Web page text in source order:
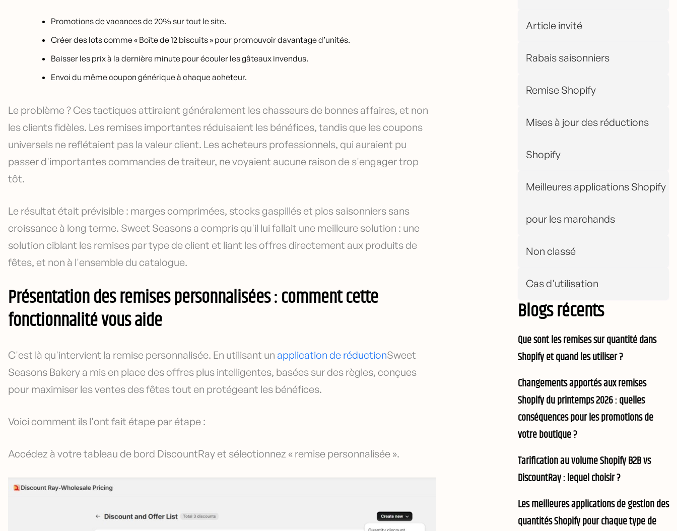
Article invité
Rabais saisonniers
Remise Shopify
Mises à jour des réductions
Shopify
Meilleures applications Shopify
pour les marchands
Non classé
Cas d'utilisation
Blogs récents
Que sont les remises sur quantité dans
Shopify et quand les utiliser ?
Changements apportés aux remises
Shopify du printemps 2026 : quelles
conséquences pour les promotions de
votre boutique ?
Tarification au volume Shopify B2B vs
DiscountRay : lequel choisir ?
Les meilleures applications de gestion des
quantités Shopify pour chaque type de
Promotions de vacances de 20% sur tout le site.
Créer des lots comme « Boîte de 12 biscuits » pour promouvoir davantage d’unités.
Baisser les prix à la dernière minute pour écouler les gâteaux invendus.
Envoi du même coupon générique à chaque acheteur.
Le problème ? Ces tactiques attiraient généralement les chasseurs de bonnes affaires, et non
les clients fidèles. Les remises importantes réduisaient les bénéfices, tandis que les coupons
universels ne reflétaient pas la valeur client. Les acheteurs professionnels, qui auraient pu
passer d'importantes commandes de traiteur, ne voyaient aucune raison de s'engager trop
tôt.
Le résultat était prévisible : marges comprimées, stocks gaspillés et pics saisonniers sans
croissance à long terme. Sweet Seasons a compris qu'il lui fallait une meilleure solution : une
solution ciblant les remises par type de client et liant les offres directement aux produits de
fêtes, et non à l'ensemble du catalogue.
Présentation des remises personnalisées : comment cette
fonctionnalité vous aide
C'est là qu'intervient la remise personnalisée. En utilisant un application de réductionSweet
Seasons Bakery a mis en place des offres plus intelligentes, basées sur des règles, conçues
pour maximiser les ventes des fêtes tout en protégeant les bénéfices.
Voici comment ils l'ont fait étape par étape :
Accédez à votre tableau de bord DiscountRay et sélectionnez « remise personnalisée ».